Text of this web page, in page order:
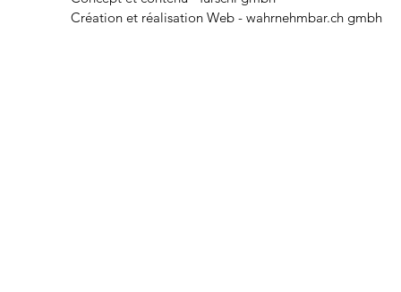
Création et réalisation Web - wahrnehmbar.ch gmbh